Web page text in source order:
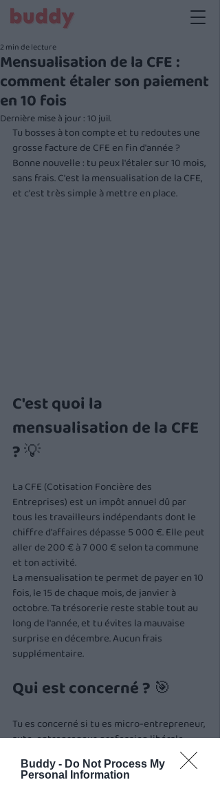
Buddy - Do Not Process My
Personal Information
Mensualisation de la CFE :
comment étaler son paiement
en 10 fois
2 min de lecture
Dernière mise à jour :10 juil.
Tu bosses à ton compte et tu redoutes une
grosse facture de CFE en fin d'année ?
Bonne nouvelle : tu peux l'étaler sur 10 mois,
sans frais. C'est la mensualisation de la CFE,
et c'est très simple à mettre en place.
C'est quoi la
mensualisation de la CFE
? 💡
La CFE (Cotisation Foncière des
Entreprises) est un impôt annuel dû par
tous les travailleurs indépendants dont le
chiffre d'affaires dépasse 5 000 €. Elle peut
aller de 200 € à 7 000 € selon ta commune
et ton activité.
La mensualisation te permet de payer en 10
fois, le 15 de chaque mois, de janvier à
octobre. Ta trésorerie reste stable tout au
long de l'année, et tu évites la mauvaise
surprise en décembre. Aucun frais
supplémentaire.
Qui est concerné ? 🎯
Tu es concerné si tu es micro-entrepreneur,
auto-entrepreneur, profession libérale,
gérant d'EURL ou de SASU, artisan ou
commerçant... et que ton chiffre d'affaires